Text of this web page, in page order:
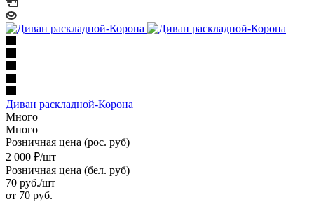
Диван раскладной-Корона
Много
Много
Розничная цена (рос. руб)
2 000 ₽/шт
Розничная цена (бел. руб)
70 руб./шт
от 70 руб.